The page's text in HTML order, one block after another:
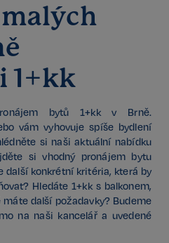
1+kk
bytů 1+kk v Brně.
vám vyhovuje spíše bydlení
si naši aktuální nabídku
si vhodný pronájem bytu
další konkrétní kritéria, která by
Hledáte 1+kk s balkonem,
další požadavky? Budeme
na naši kancelář a uvedené
CookieScript
Spotify Inc.
.spotify.com
11 měsíců
4 týdny
Google